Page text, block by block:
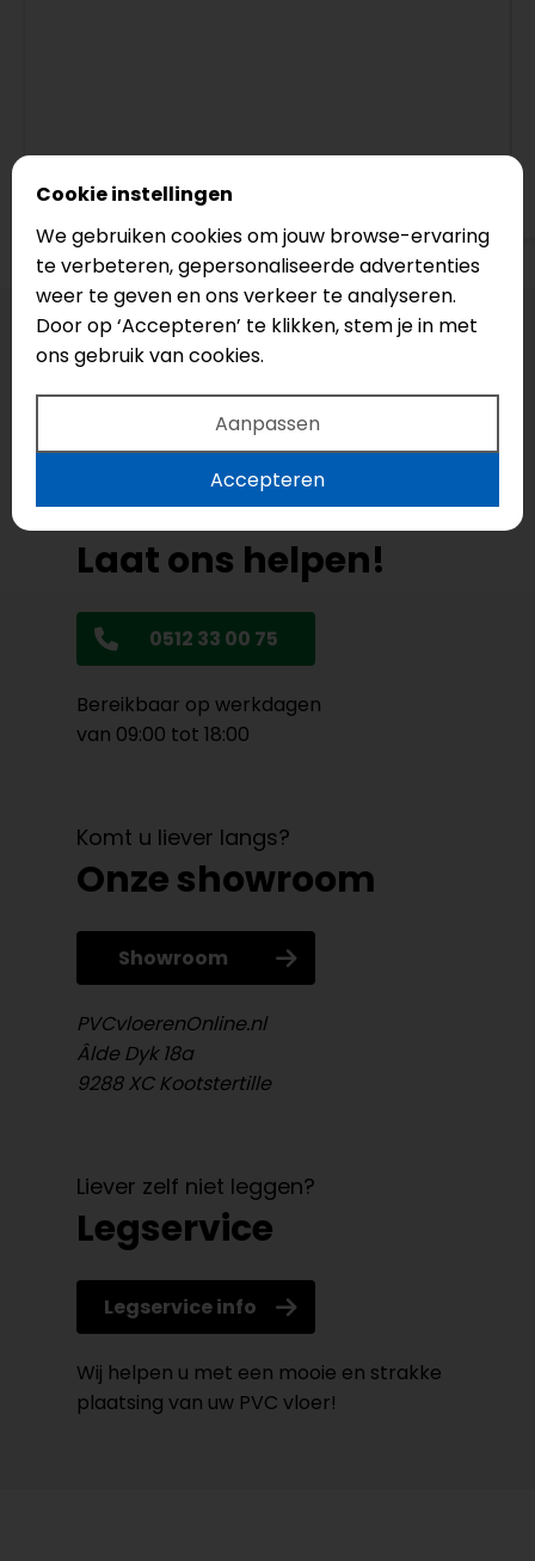
Bekijk op Google
Cookie instellingen
We gebruiken cookies om jouw browse-ervaring
te verbeteren, gepersonaliseerde advertenties
weer te geven en ons verkeer te analyseren.
Door op ‘Accepteren’ te klikken, stem je in met
ons gebruik van cookies.
Aanpassen
Accepteren
Laat ons helpen!
0512 33 00 75
Bereikbaar op werkdagen
van 09:00 tot 18:00
Komt u liever langs?
Onze showroom
Showroom
PVCvloerenOnline.nl
Âlde Dyk 18a
9288 XC Kootstertille
Liever zelf niet leggen?
Legservice
Legservice info
Wij helpen u met een mooie en strakke
plaatsing van uw PVC vloer!